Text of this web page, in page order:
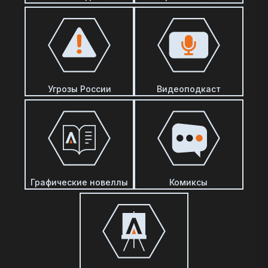
Угрозы России Видеоподкаст
Графические новеллы Комиксы